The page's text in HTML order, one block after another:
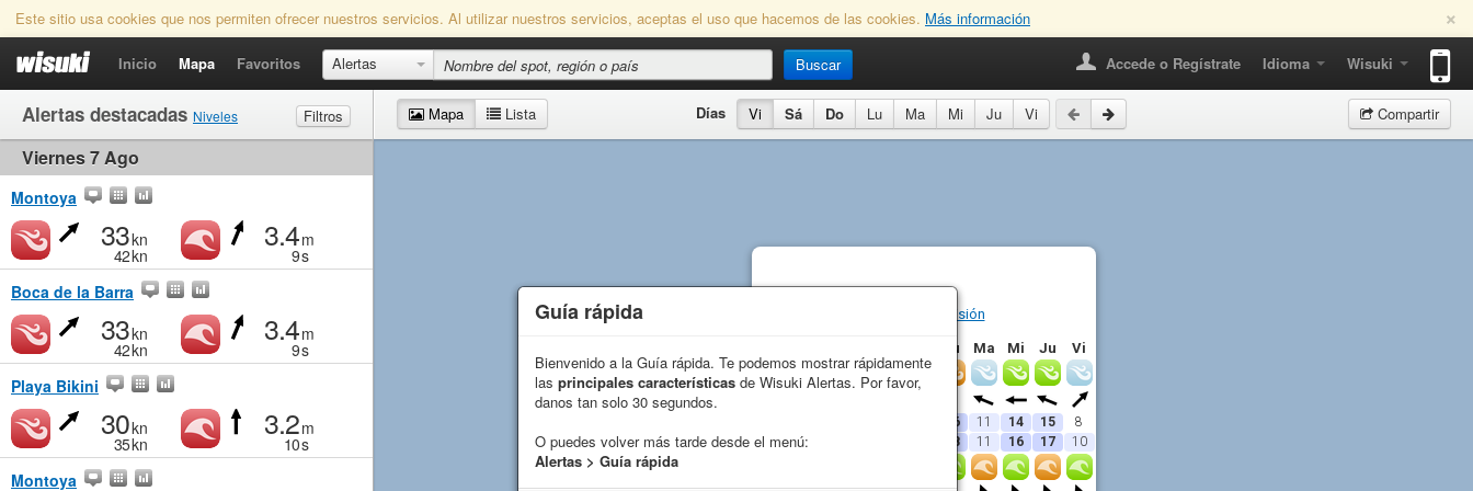
×
Este sitio usa cookies que nos permiten ofrecer nuestros servicios. Al utilizar nuestros servicios, aceptas el uso que hacemos de las cookies. Más información
Inicio Mapa Favoritos Alertas Buscar Accede o Regístrate Idioma Wisuki
Alertas destacadas Niveles
Filtros
Viento
Olas
Viernes 7 Ago
Montoya
33kn
42kn
3.4m
9s
Boca de la Barra
33kn
42kn
3.4m
9s
Playa Bikini
30kn
35kn
3.2m
10s
Montoya
Mapa Lista Días Vi Sá Do Lu Ma Mi Ju Vi Compartir
Previsión
Lu Ma Mi Ju
Vi
Viento
16 11 14 15 8
Racha ( 18 11 16 17 10
Guía rápida
Bienvenido a la Guía rápida. Te podemos mostrar rápidamente
las principales características de Wisuki Alertas. Por favor,
danos tan solo 30 segundos.
O puedes volver más tarde desde el menú:
Alertas > Guía rápida
Guía rápida
Bienvenido a la Guía rápida. Te podemos mostrar rápidamente
las principales características de Wisuki Alertas. Por favor,
danos tan solo 30 segundos.
O puedes volver más tarde desde el menú:
Alertas > Guía rápida